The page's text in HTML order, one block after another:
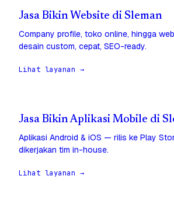
Jasa Bikin Website di Sleman
Company profile, toko online, hingga
desain custom, cepat, SEO-ready.
Lihat layanan →
Jasa Bikin Aplikasi Mobile di
Aplikasi Android & iOS — rilis ke Play
dikerjakan tim in-house.
Lihat layanan →